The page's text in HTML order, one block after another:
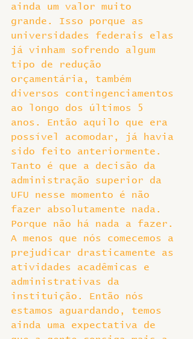
ainda um valor muito
grande. Isso porque as
universidades federais elas
já vinham sofrendo algum
tipo de redução
orçamentária, também
diversos contingenciamentos
ao longo dos últimos 5
anos. Então aquilo que era
possível acomodar, já havia
sido feito anteriormente.
Tanto é que a decisão da
administração superior da
UFU nesse momento é não
fazer absolutamente nada.
Porque não há nada a fazer.
A menos que nós comecemos a
prejudicar drasticamente as
atividades acadêmicas e
administrativas da
instituição. Então nós
estamos aguardando, temos
ainda uma expectativa de